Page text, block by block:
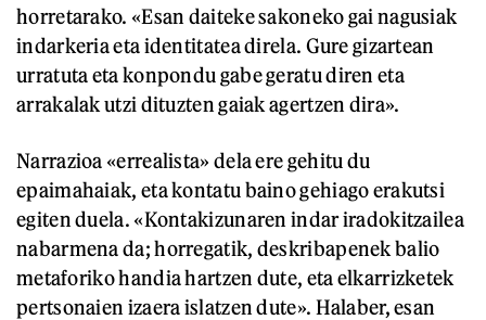
horretarako. «Esan daiteke sakoneko gai nagusiak
indarkeria eta identitatea direla. Gure gizartean
urratuta eta konpondu gabe geratu diren eta
arrakalak utzi dituzten gaiak agertzen dira».
Narrazioa «errealista» dela ere gehitu du
epaimahaiak, eta kontatu baino gehiago erakutsi
egiten duela. «Kontakizunaren indar iradokitzailea
nabarmena da; horregatik, deskribapenek balio
metaforiko handia hartzen dute, eta elkarrizketek
pertsonaien izaera islatzen dute». Halaber, esan